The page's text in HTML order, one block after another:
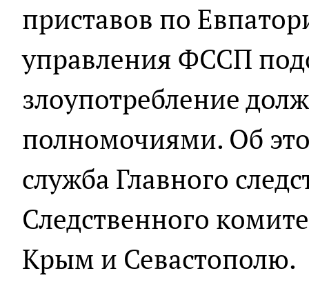
приставов по
управления ФССП
злоупотребление
полномочиями. Об
служба Главного
Следственного
Крым и Севастополю.